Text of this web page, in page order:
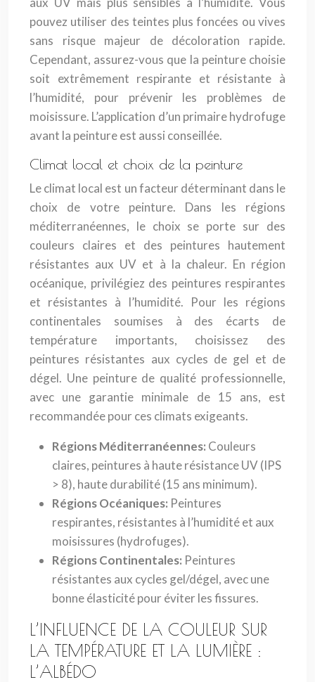
pouvez utiliser des teintes plus foncées ou vives
sans risque majeur de décoloration rapide.
Cependant, assurez-vous que la peinture choisie
soit extrêmement respirante et résistante à
l’humidité, pour prévenir les problèmes de
moisissure. L’application d’un primaire hydrofuge
avant la peinture est aussi conseillée.
Climat local et choix de la peinture
Le climat local est un facteur déterminant dans le
choix de votre peinture. Dans les régions
méditerranéennes, le choix se porte sur des
couleurs claires et des peintures hautement
résistantes aux UV et à la chaleur. En région
océanique, privilégiez des peintures respirantes
et résistantes à l’humidité. Pour les régions
continentales soumises à des écarts de
température importants, choisissez des
peintures résistantes aux cycles de gel et de
dégel. Une peinture de qualité professionnelle,
avec une garantie minimale de 15 ans, est
recommandée pour ces climats exigeants.
Régions Méditerranéennes: Couleurs
claires, peintures à haute résistance UV (IPS
> 8), haute durabilité (15 ans minimum).
Régions Océaniques: Peintures
respirantes, résistantes à l’humidité et aux
moisissures (hydrofuges).
Régions Continentales: Peintures
résistantes aux cycles gel/dégel, avec une
bonne élasticité pour éviter les fissures.
L’INFLUENCE DE LA COULEUR SUR
LA TEMPÉRATURE ET LA LUMIÈRE :
L’ALBÉDO